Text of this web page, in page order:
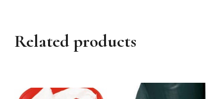
Related products